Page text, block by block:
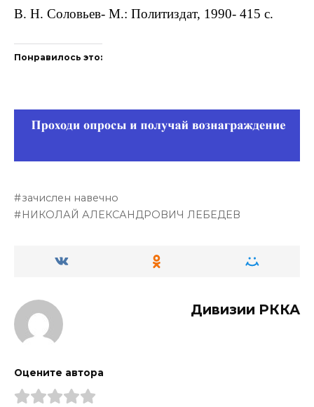
В. Н. Соловьев- М.: Политиздат, 1990- 415 с.
Понравилось это:
зачислен навечно
НИКОЛАЙ АЛЕКСАНДРОВИЧ ЛЕБЕДЕВ
Дивизии РККА
Оцените автора